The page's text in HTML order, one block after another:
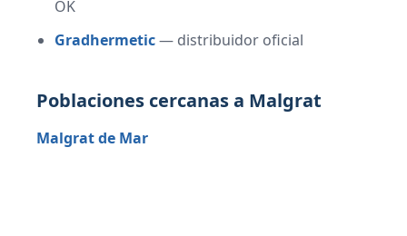
OK
Gradhermetic— distribuidor oficial
Poblaciones cercanas a Malgrat
Malgrat de Mar